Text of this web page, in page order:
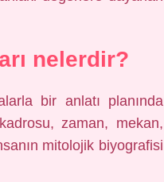
nelerdir?
bir anlatı planında
zaman, mekan,
mitolojik biyografisi